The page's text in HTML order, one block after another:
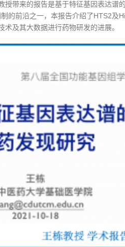
授带来的报告是基于特征基因表达谱
的前沿之一，本报告介绍了HTS2及
及其大数据进行药物研发的进展。